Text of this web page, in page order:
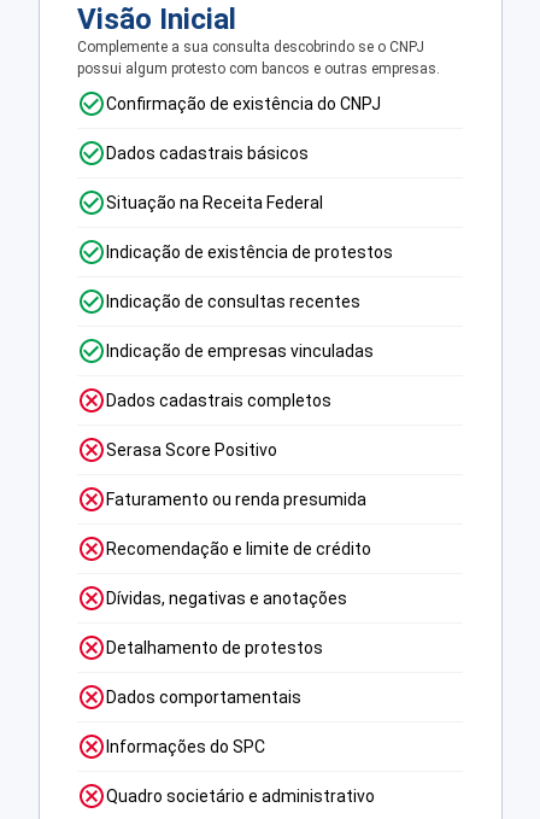
Visão Inicial
Complemente a sua consulta descobrindo se o CNPJ
possui algum protesto com bancos e outras empresas.
Confirmação de existência do CNPJ
Dados cadastrais básicos
Situação na Receita Federal
Indicação de existência de protestos
Indicação de consultas recentes
Indicação de empresas vinculadas
Dados cadastrais completos
Serasa Score Positivo
Faturamento ou renda presumida
Recomendação e limite de crédito
Dívidas, negativas e anotações
Detalhamento de protestos
Dados comportamentais
Informações do SPC
Quadro societário e administrativo